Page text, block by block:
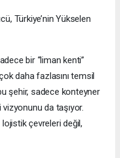
Türkiye’nin Yükselen
bir “liman kenti”
daha fazlasını temsil
şehir, sadece konteyner
vizyonunu da taşıyor.
lojistik çevreleri değil,